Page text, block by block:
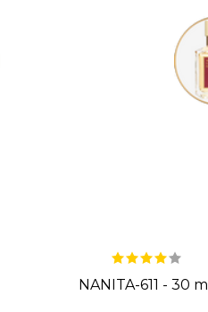
NANITA-611 - 30 ml